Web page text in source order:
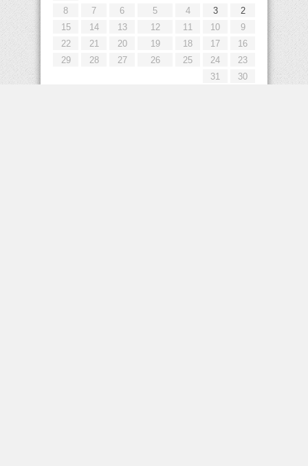
2
3
4
5
6
7
8
9
10
11
12
13
14
15
16
17
18
19
20
21
22
23
24
25
26
27
28
29
30
31